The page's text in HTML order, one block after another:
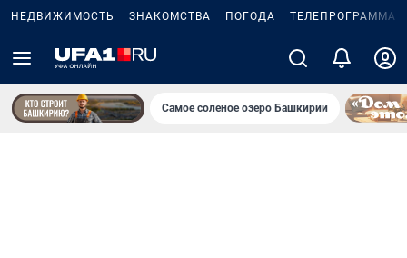
НЕДВИЖИМОСТЬ ЗНАКОМСТВА ПОГОДА ТЕЛЕПРОГРАММА
Самое соленое озеро Башкирии